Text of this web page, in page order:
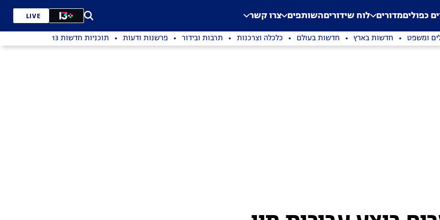
Application error: a
. כפוליםמדורים לוח שידוריםהשותפים צרו קשר LIVE
ומשפט חדשות בארץ חדשות בעולם כלכלה וצרכנות תרבות ובידור פרשנות ודעות תוכניות חדשות 13